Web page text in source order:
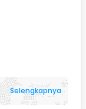
Selengkapnya